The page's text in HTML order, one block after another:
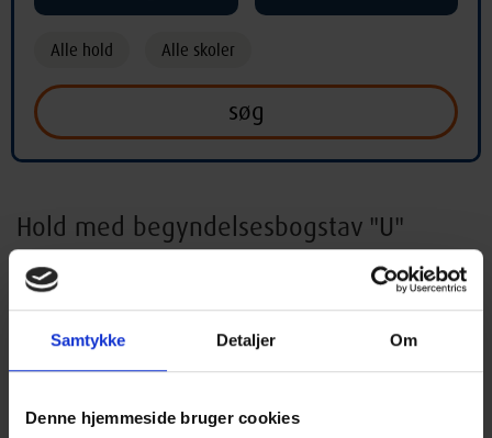
Samtykke Detaljer Om
Denne hjemmeside bruger cookies
Alle hold Alle skoler
Hold med begyndelsesbogstav "U"
A I
K N O R